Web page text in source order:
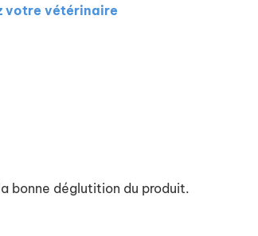
votre vétérinaire
bonne déglutition du produit.